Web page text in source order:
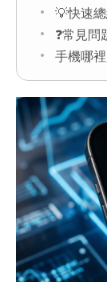
💡快速
❓常見問
手機哪